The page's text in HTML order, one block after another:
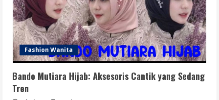
Fashion Wanita
Bando Mutiara Hijab: Aksesoris Cantik yang Sedang
Tren